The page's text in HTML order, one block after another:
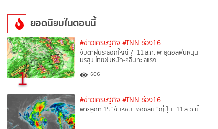
ยอดนิยมในตอนนี้
1
#ข่าวเศรษฐกิจ #TNN ช่อง16
จับตาฝนระลอกใหญ่ 7–11 ส.ค. พายุดอลฟินหนุน
มรสุม ไทยฝนหนัก-คลื่นทะเลแรง
606
#ข่าวเศรษฐกิจ #TNN ช่อง16
พายุลูกที่ 15 “จันหอม” จ่อถล่ม “ญี่ปุ่น” 11 ส.ค.นี้